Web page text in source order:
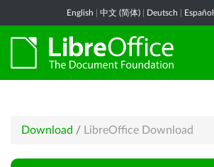
English 中文 (简体) Deutsch Español
Download / LibreOffice Download